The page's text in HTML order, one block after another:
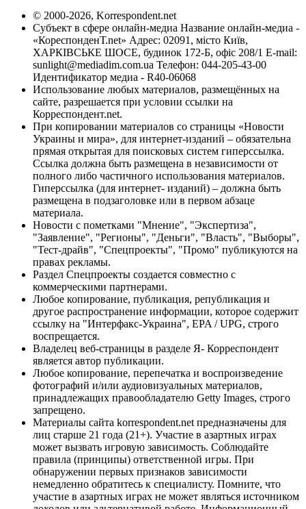
© 2000-2026, Korrespondent.net
Субъект в сфере онлайн-медиа Название онлайн-медиа -
«КореспонденТ.net» Адрес: 02091, місто Київ,
ХАРКІВСЬКЕ ШОСЕ, будинок 172-Б, офіс 208/1 E-mail:
sunlight@mediadim.com.ua Телефон: 044-205-43-00
Идентификатор медиа - R40-06068
Использование любых материалов, размещённых на
сайте, разрешается при условии ссылки на
Корреспондент.net.
При копировании материалов со страницы «Новости
Украины и мира», для интернет-изданий – обязательна
прямая открытая для поисковых систем гиперссылка.
Ссылка должна быть размещена в независимости от
полного либо частичного использования материалов.
Гиперссылка (для интернет- изданий) – должна быть
размещена в подзаголовке или в первом абзаце
материала.
Новости с пометками "Мнение", "Экспертиза",
"Заявление", "Регионы", "Деньги", "Власть", "Выборы",
"Тест-драйв", "Спецпроекты", "Промо" публикуются на
правах рекламы.
Раздел Спецпроекты создается совместно с
коммерческими партнерами.
Любое копирование, публикация, републикация и
другое распространение информации, которое содержит
ссылку на "Интерфакс-Украина", EPA / UPG, строго
воспрещается.
Владелец веб-страницы в разделе Я- Корреспондент
является автор публикации.
Любое копирование, перепечатка и воспроизведение
фотографий и/или аудиовизуальных материалов,
принадлежащих правообладателю Getty Images, строго
запрещено.
Материалы сайта korrespondent.net предназначены для
лиц старше 21 года (21+). Участие в азартных играх
может вызвать игровую зависимость. Соблюдайте
правила (принципы) ответственной игры. При
обнаружении первых признаков зависимости
немедленно обратитесь к специалисту. Помните, что
участие в азартных играх не может являться источником